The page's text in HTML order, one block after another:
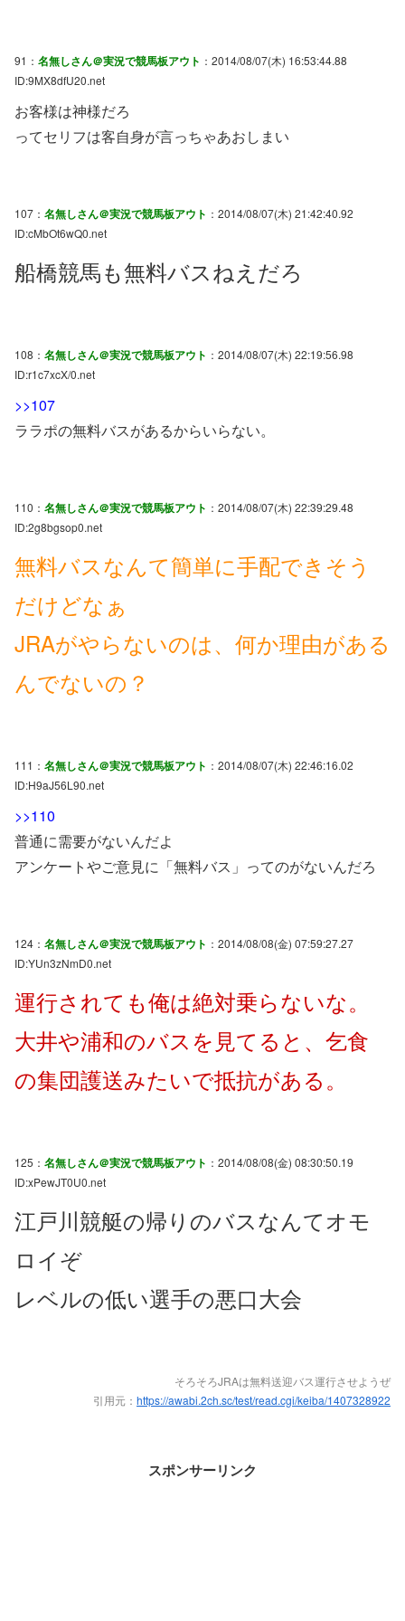
91： 名無しさん＠実況で競馬板アウト ：2014/08/07(木) 16:53:44.88
ID:9MX8dfU20.net
お客様は神様だろ
ってセリフは客自身が言っちゃあおしまい
107： 名無しさん＠実況で競馬板アウト ：2014/08/07(木) 21:42:40.92
ID:cMbOt6wQ0.net
船橋競馬も無料バスねえだろ
108： 名無しさん＠実況で競馬板アウト ：2014/08/07(木) 22:19:56.98
ID:r1c7xcX/0.net
>>107
ララポの無料バスがあるからいらない。
110： 名無しさん＠実況で競馬板アウト ：2014/08/07(木) 22:39:29.48
ID:2g8bgsop0.net
無料バスなんて簡単に手配できそう
だけどなぁ
JRAがやらないのは、何か理由がある
んでないの？
111： 名無しさん＠実況で競馬板アウト ：2014/08/07(木) 22:46:16.02
ID:H9aJ56L90.net
>>110
普通に需要がないんだよ
アンケートやご意見に「無料バス」ってのがないんだろ
124： 名無しさん＠実況で競馬板アウト ：2014/08/08(金) 07:59:27.27
ID:YUn3zNmD0.net
運行されても俺は絶対乗らないな。
大井や浦和のバスを見てると、乞食
の集団護送みたいで抵抗がある。
125： 名無しさん＠実況で競馬板アウト ：2014/08/08(金) 08:30:50.19
ID:xPewJT0U0.net
江戸川競艇の帰りのバスなんてオモ
ロイぞ
レベルの低い選手の悪口大会
そろそろJRAは無料送迎バス運行させようぜ
引用元： https://awabi.2ch.sc/test/read.cgi/keiba/1407328922
スポンサーリンク